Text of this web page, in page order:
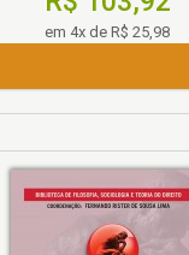
em 4x de R$ 25,98